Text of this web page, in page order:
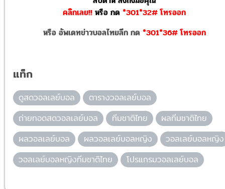
คลิกเลย!! หรือ กด *301*32# โทรออก
หรือ อัพเดทข่าวบอลไทยลีก กด *301*36# โทรออก
แท็ก
ดูสดวอลเลย์บอล
ตารางวอลเลย์บอล
ถ่ายทอดสดวอลเลย์บอล
ทีมชาติไทย
ผลทีมชาติไทย
ผลวอลเลย์บอล
ผลวอลเลย์บอลหญิง
วอลเลย์บอลหญิง
วอลเลย์บอลหญิงทีมชาติไทย
โปรแกรมวอลเลย์บอล